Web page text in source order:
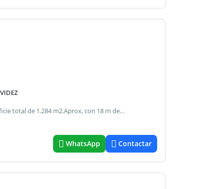
Excelente lote en zona industrial i1, cuenta con una superficie total de 1.284 m2.Aprox, con 18 m de frente por 71.35 m de fondo , ideal para proyectos industriales . El lote tiene un hermoso chalet ubicado al frente con dos dormitorios y baño. En el fondo tiene un dormitorio. Cuenta con garage para 2 autos y pileta de natación. Ideal para desarrollo urbano y comercial. Esta ubicado a metros de av. J.D. Perón , ex ruta 9, con accesos rápidos a panamericana y puntos claves de zona norte . Ideal para quien busca un lote en zona industrial con una construccion .
WhatsApp Contactar